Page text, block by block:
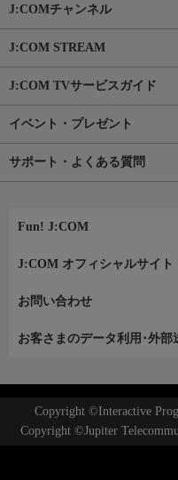
J:COMチャンネル
J:COM STREAM
J:COM TVサービスガイド
イベント・プレゼント
サポート・よくある質問
Fun! J:COM
J:COM オフィシャルサイト
お問い合わせ
お客さまのデータ利用･外部
Copyright ©Interactive
Copyright ©Jupiter